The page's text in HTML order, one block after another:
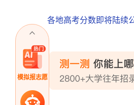
模拟报志愿
各地高考分数即将陆续